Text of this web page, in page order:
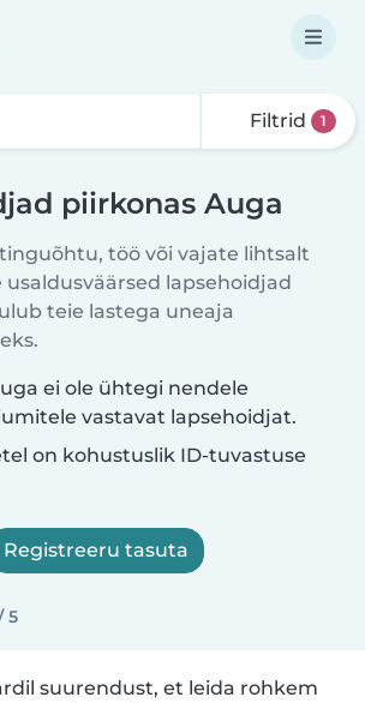
Filtrid 1
piirkonas Auga
töö või vajate lihtsalt
lapsehoidjad
teie lastega uneaja
ei ole ühtegi nendele
vastavat lapsehoidjat.
on kohustuslik ID-tuvastuse
Registreeru tasuta
5
suurendust, et leida rohkem